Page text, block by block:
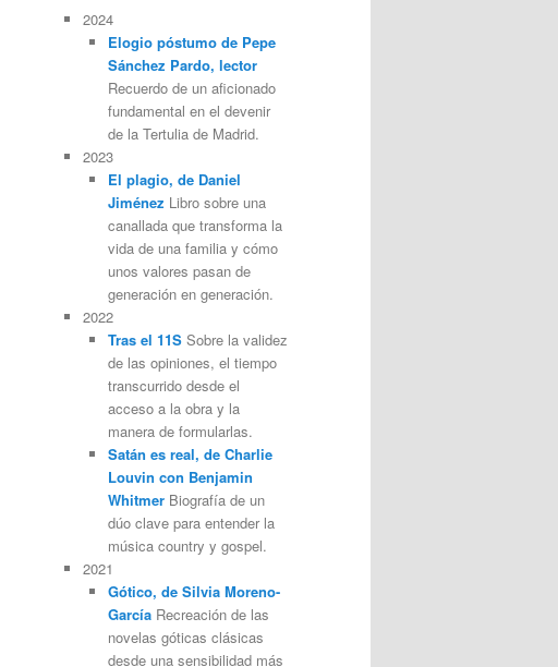
2024
Elogio póstumo de Pepe
Sánchez Pardo, lector
Recuerdo de un aficionado
fundamental en el devenir
de la Tertulia de Madrid.
2023
El plagio, de Daniel
Jiménez Libro sobre una
canallada que transforma la
vida de una familia y cómo
unos valores pasan de
generación en generación.
2022
Tras el 11SSobre la validez
de las opiniones, el tiempo
transcurrido desde el
acceso a la obra y la
manera de formularlas.
Satán es real, de Charlie
Louvin con Benjamin
WhitmerBiografía de un
dúo clave para entender la
música country y gospel.
2021
Gótico, de Silvia Moreno-
GarcíaRecreación de las
novelas góticas clásicas
desde una sensibilidad más